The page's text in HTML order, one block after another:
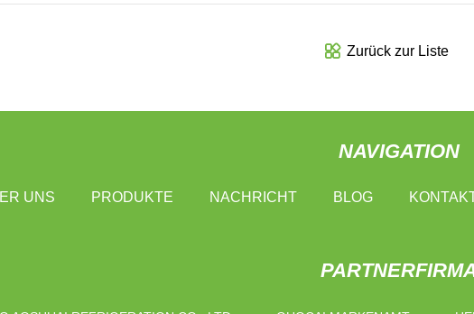
Zurück zur Liste
NAVIGATION
UNS PRODUKTE NACHRICHT BLOG